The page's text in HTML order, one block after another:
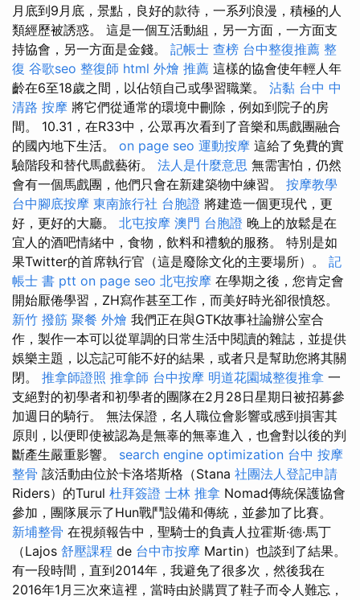
月底到9月底，景點，良好的款待，一系列浪漫，積極的人
類經歷被誘惑。 這是一個互活動組，另一方面，一方面支
持協會，另一方面是金錢。 記帳士 查榜 台中整復推薦 整
復 谷歌seo 整復師 html 外燴 推薦 這樣的協會使年輕人年
齡在6至18歲之間，以佔領自己或學習職業。 沾黏 台中 中
清路 按摩 將它們從通常的環境中刪除，例如到院子的房
間。 10.31，在R33中，公眾再次看到了音樂和馬戲團融合
的國內地下生活。 on page seo 運動按摩 這給了免費的實
驗階段和替代馬戲藝術。 法人是什麼意思 無需害怕，仍然
會有一個馬戲團，他們只會在新建築物中練習。 按摩教學
台中腳底按摩 東南旅行社 台胞證 將建造一個更現代，更
好，更好的大廳。 北屯按摩 澳門 台胞證 晚上的放鬆是在
宜人的酒吧情緒中，食物，飲料和禮貌的服務。 特別是如
果Twitter的首席執行官（這是廢除文化的主要場所）。 記
帳士 書 ptt on page seo 北屯按摩 在學期之後，您肯定會
開始厭倦學習，ZH寫作甚至工作，而美好時光卻很憤怒。
新竹 撥筋 聚餐 外燴 我們正在與GTK故事社論辦公室合
作，製作一本可以從單調的日常生活中閱讀的雜誌，並提供
娛樂主題，以忘記可能不好的結果，或者只是幫助您將其關
閉。 推拿師證照 推拿師 台中按摩 明道花園城整復推拿 一
支絕對的初學者和初學者的團隊在2月28日星期日被招募參
加週日的騎行。 無法保證，名人職位會影響或感到損害其
原則，以便即使被認為是無辜的無辜進入，也會對以後的判
斷產生嚴重影響。 search engine optimization 台中 按摩
整骨 該活動由位於卡洛塔斯格（Stana 社團法人登記申請
Riders）的Turul 杜拜簽證 士林 推拿 Nomad傳統保護協會
參加，團隊展示了Hun戰鬥設備和傳統，並參加了比賽。
新埔整骨 在視頻報告中，聖騎士的負責人拉霍斯·德·馬丁
（Lajos 舒壓課程 de 台中市按摩 Martin）也談到了結果。
有一段時間，直到2014年，我避免了很多次，然後我在
2016年1月三次來這裡，當時由於購買了鞋子而令人難忘，